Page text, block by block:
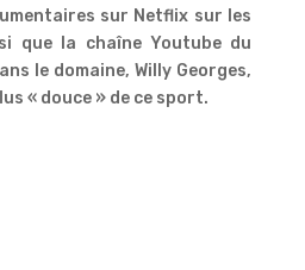
sur Netflix sur les
que la chaîne Youtube du
le domaine, Willy Georges,
« douce » de ce sport.